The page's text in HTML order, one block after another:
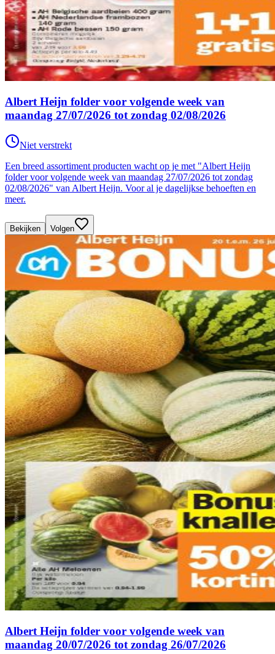
Albert Heijn folder voor volgende week van
maandag 27/07/2026 tot zondag 02/08/2026
Niet verstrekt
Een breed assortiment producten wacht op je met "Albert Heijn
folder voor volgende week van maandag 27/07/2026 tot zondag
02/08/2026" van Albert Heijn. Voor al je dagelijkse behoeften en
meer.
Bekijken Volgen
Albert Heijn folder voor volgende week van
maandag 20/07/2026 tot zondag 26/07/2026